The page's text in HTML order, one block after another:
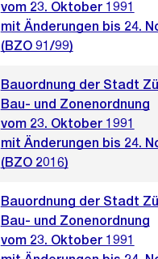
vom 23. Oktober 1991
mit Änderungen bis 24.
(BZO 91/99)
Bauordnung der Stadt
Bau- und Zonenordnung
vom 23. Oktober 1991
mit Änderungen bis 24.
(BZO 2016)
Bauordnung der Stadt
Bau- und Zonenordnung
vom 23. Oktober 1991